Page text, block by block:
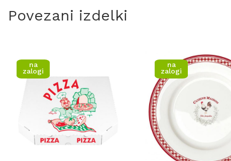
Povezani izdelki
na
zalogi
na
zalogi